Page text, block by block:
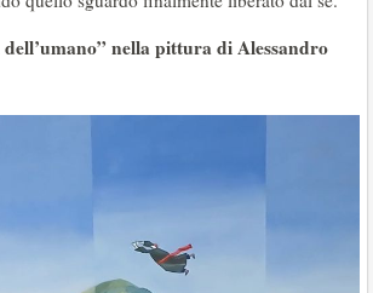
nella pittura di Alessandro